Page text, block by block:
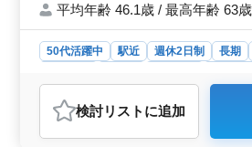
平均年齢 46.1歳 / 最高年齢 63歳
50代活躍中 駅近 週休2日制 長期
おすすめポイント
＜自動車整備士の経験を教育に活か
は、整備士としての経験を活かし、
検討リスト に追加